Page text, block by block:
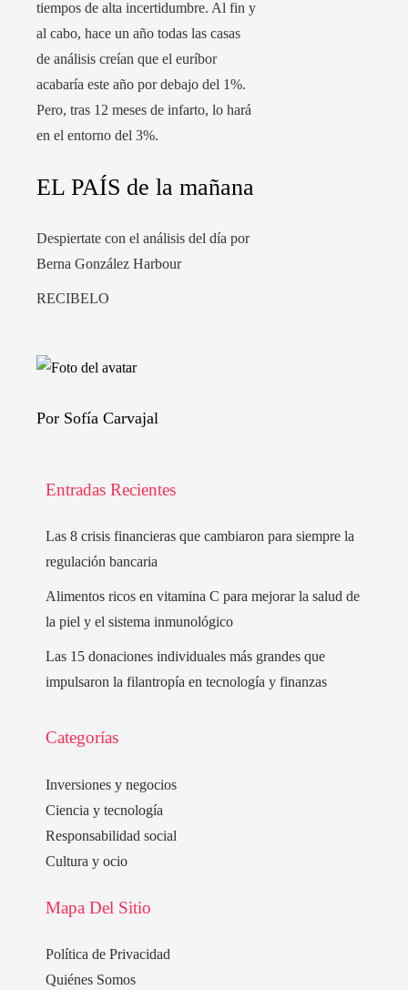
tiempos de alta incertidumbre. Al fin y
al cabo, hace un año todas las casas
de análisis creían que el euríbor
acabaría este año por debajo del 1%.
Pero, tras 12 meses de infarto, lo hará
en el entorno del 3%.
EL PAÍS de la mañana
Despiertate con el análisis del día por
Berna González Harbour
RECIBELO
Por Sofía Carvajal
Entradas Recientes
Las 8 crisis financieras que cambiaron para siempre la
regulación bancaria
Alimentos ricos en vitamina C para mejorar la salud de
la piel y el sistema inmunológico
Las 15 donaciones individuales más grandes que
impulsaron la filantropía en tecnología y finanzas
Categorías
Inversiones y negocios
Ciencia y tecnología
Responsabilidad social
Cultura y ocio
Mapa Del Sitio
Política de Privacidad
Quiénes Somos